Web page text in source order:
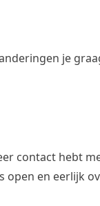
je
contact hebt
open en eerlijk